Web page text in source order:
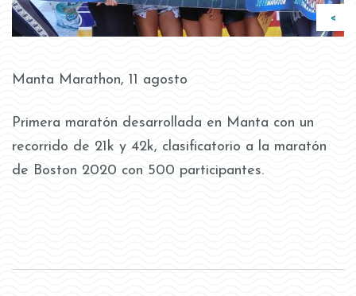
Manta Marathon, 11 agosto
Primera maratón desarrollada en Manta con un
recorrido de 21k y 42k, clasificatorio a la maratón
de Boston 2020 con 500 participantes.